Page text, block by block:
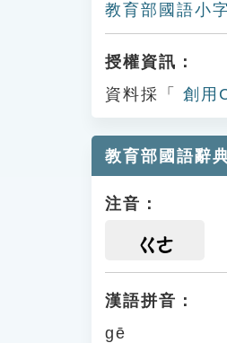
教育部國語小
授權資訊：
資料採「
創用
教育部國語辭
注音：
ㄍㄜ
漢語拼音：
gē